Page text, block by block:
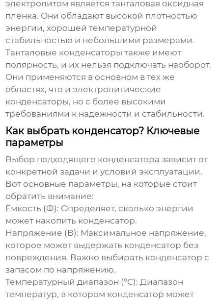
электролитом является танталовая оксидная
пленка. Они обладают высокой плотностью
энергии, хорошей температурной
стабильностью и небольшими размерами.
Танталовые конденсаторы также имеют
полярность, и их нельзя подключать наоборот.
Они применяются в основном в тех же
областях, что и электролитические
конденсаторы, но с более высокими
требованиями к надежности и стабильности.
Как выбрать конденсатор? Ключевые
параметры
Выбор подходящего конденсатора зависит от
конкретной задачи и условий эксплуатации.
Вот основные параметры, на которые стоит
обратить внимание:
Ёмкость (Ф): Определяет, сколько энергии
может накопить конденсатор.
Напряжение (В): Максимальное напряжение,
которое может выдержать конденсатор без
повреждения. Важно выбирать конденсатор с
запасом по напряжению.
Температурный диапазон (°C): Диапазон
температур, в котором конденсатор может